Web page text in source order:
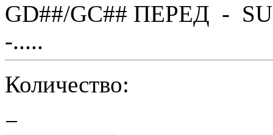
GD##/GC## ПЕРЕД -
-.....
Количество:
−